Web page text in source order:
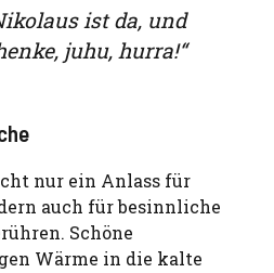
ist da, und
juhu, hurra!“
nur ein Anlass für
auch für besinnliche
Schöne
Wärme in die kalte